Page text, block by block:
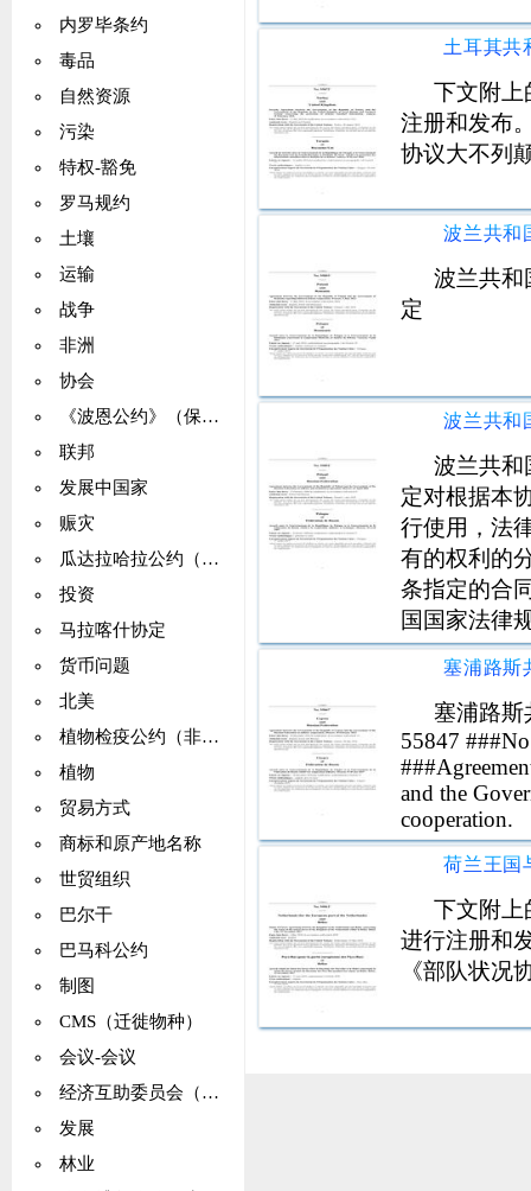
内罗毕条约
毒品
自然资源
污染
特权-豁免
罗马规约
土壤
运输
战争
非洲
协会
《波恩公约》（保护移栖物种）
联邦
发展中国家
赈灾
瓜达拉哈拉公约（国际空运）
投资
马拉喀什协定
货币问题
北美
植物检疫公约（非洲，撒哈拉）
植物
贸易方式
商标和原产地名称
世贸组织
巴尔干
巴马科公约
制图
CMS（迁徙物种）
会议-会议
经济互助委员会（CMEA）
发展
林业
下文附上
注册和发布
协议大不列
波兰共和
定
波兰共和
定对根据本
行使用，法
有的权利的
条指定的合
国国家法律
缔约双方应
而转让或创
用。根据当
塞浦路斯
55847
and the
cooperation.
下文附上
进行注册和
《部队状况